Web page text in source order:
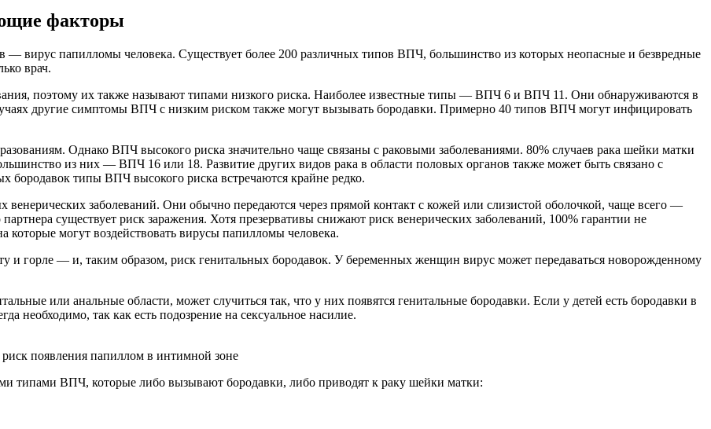
факторы
— вирус папилломы человека. Существует более 200 различных типов ВПЧ, большинство из которых неопасные и безвредные
врач.
поэтому их также называют типами низкого риска. Наиболее известные типы — ВПЧ 6 и ВПЧ 11. Они обнаруживаются в
другие симптомы ВПЧ с низким риском также могут вызывать бородавки. Примерно 40 типов ВПЧ могут инфицировать
Однако ВПЧ высокого риска значительно чаще связаны с раковыми заболеваниями. 80% случаев рака шейки матки
из них — ВПЧ 16 или 18. Развитие других видов рака в области половых органов также может быть связано с
типы ВПЧ высокого риска встречаются крайне редко.
заболеваний. Они обычно передаются через прямой контакт с кожей или слизистой оболочкой, чаще всего —
существует риск заражения. Хотя презервативы снижают риск венерических заболеваний, 100% гарантии не
могут воздействовать вирусы папилломы человека.
и горле — и, таким образом, риск генитальных бородавок. У беременных женщин вирус может передаваться новорожденному
или анальные области, может случиться так, что у них появятся генитальные бородавки. Если у детей есть бородавки в
необходимо, так как есть подозрение на сексуальное насилие.
появления папиллом в интимной зоне
типами ВПЧ, которые либо вызывают бородавки, либо приводят к раку шейки матки: